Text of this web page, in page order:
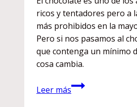
ricos y tentadores pero a
más prohibidos en la
Pero si nos pasamos al
que contenga un mínimo
cosa cambia.
Leer másLos
beneficios